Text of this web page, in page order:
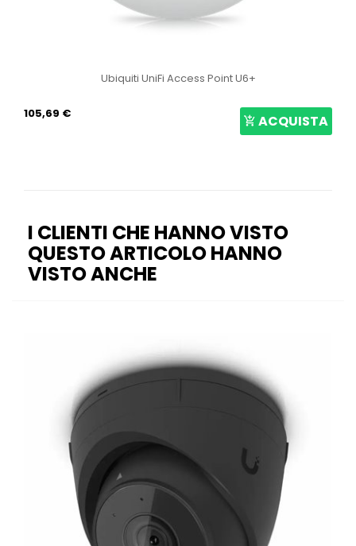
Ubiquiti UniFi Access Point U6+
105,69 € ACQUISTA
I CLIENTI CHE HANNO VISTO
QUESTO ARTICOLO HANNO
VISTO ANCHE